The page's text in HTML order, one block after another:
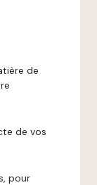
de
de vos
pour